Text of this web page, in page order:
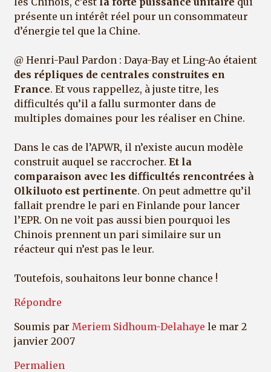
présente un intérêt réel pour un consommateur
d’énergie tel que la Chine.
@ Henri-Paul Pardon : Daya-Bay et Ling-Ao étaient
des répliques de centrales construites en
France. Et vous rappellez, à juste titre, les
difficultés qu’il a fallu surmonter dans de
multiples domaines pour les réaliser en Chine.
Dans le cas de l’APWR, il n’existe aucun modèle
construit auquel se raccrocher. Et la
comparaison avec les difficultés rencontrées à
Olkiluoto est pertinente. On peut admettre qu’il
fallait prendre le pari en Finlande pour lancer
l’EPR. On ne voit pas aussi bien pourquoi les
Chinois prennent un pari similaire sur un
réacteur qui n’est pas le leur.
Toutefois, souhaitons leur bonne chance !
Répondre
Soumis par Meriem Sidhoum-Delahaye le mar 2
janvier 2007
Permalien